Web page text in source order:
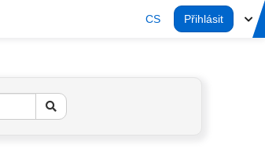
CS Přihlásit